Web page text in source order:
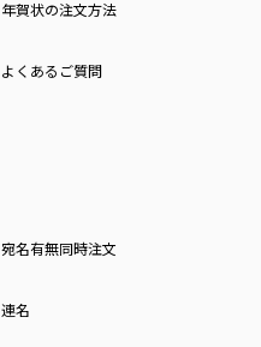
年賀状の注文方法
よくあるご質問
宛名有無同時注文
連名